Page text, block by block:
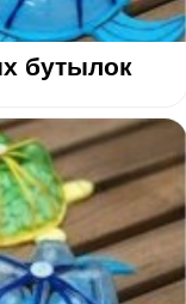
бутылок